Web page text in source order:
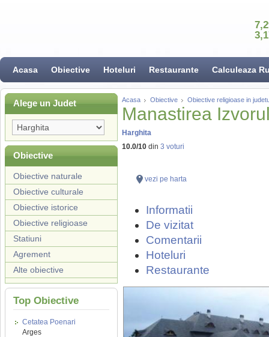
Acasa Obiective Hoteluri Restaurante Calculeaza
Alege un Judet
Obiective
Obiective naturale
Obiective culturale
Obiective istorice
Obiective religioase
Statiuni
Agrement
Alte obiective
Top Obiective
Cetatea Poenari
Arges
Acasa Obiective Obiective religioase in
Manastirea
Harghita
10.0/10 din 3 voturi
vezi pe harta
Informatii
De vizitat
Comentarii
Hoteluri
Restaurante